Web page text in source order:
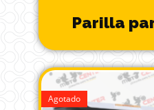
Parilla
Agotado